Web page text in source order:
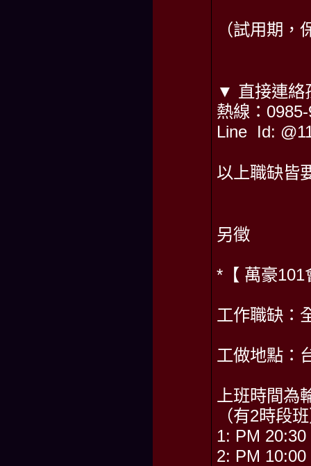
（試用期，
▼ 直接連絡
熱線：
Line Id:
以上職缺皆
另徵
*【 萬豪101
工作職缺：
工做地點：
上班時間為
（有2時段
1: PM 20:30
2: PM 10:00